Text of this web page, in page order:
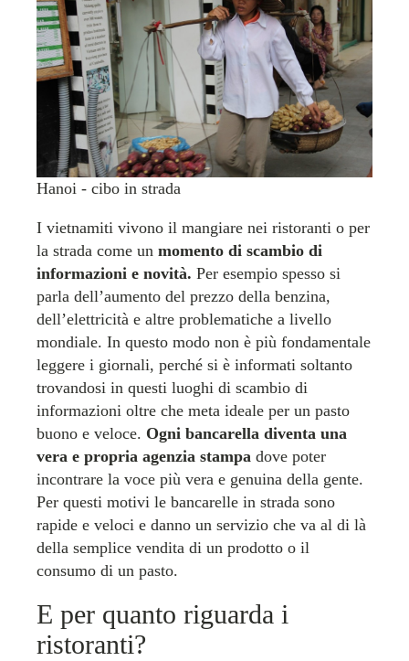
Hanoi - cibo in strada
I vietnamiti vivono il mangiare nei ristoranti o per
la strada come un momento di scambio di
informazioni e novità. Per esempio spesso si
parla dell’aumento del prezzo della benzina,
dell’elettricità e altre problematiche a livello
mondiale. In questo modo non è più fondamentale
leggere i giornali, perché si è informati soltanto
trovandosi in questi luoghi di scambio di
informazioni oltre che meta ideale per un pasto
buono e veloce. Ogni bancarella diventa una
vera e propria agenzia stampa dove poter
incontrare la voce più vera e genuina della gente.
Per questi motivi le bancarelle in strada sono
rapide e veloci e danno un servizio che va al di là
della semplice vendita di un prodotto o il
consumo di un pasto.
E per quanto riguarda i
ristoranti?